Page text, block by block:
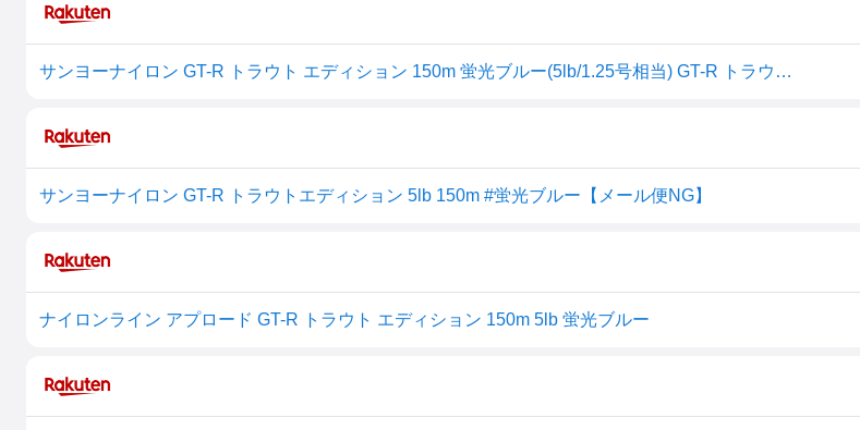
サンヨーナイロン GT-R トラウト エディション 150m 蛍光ブルー(5lb/1.25号相当) GT-R トラウト エディション 150m ケイコウブルー(5lb/1.25ゴウ) APPLAUD TROUT EDITION ナイロンライン
サンヨーナイロン GT-R トラウトエディション 5lb 150m #蛍光ブルー【メール便NG】
ナイロンライン アプロード GT-R トラウト エディション 150m 5lb 蛍光ブルー